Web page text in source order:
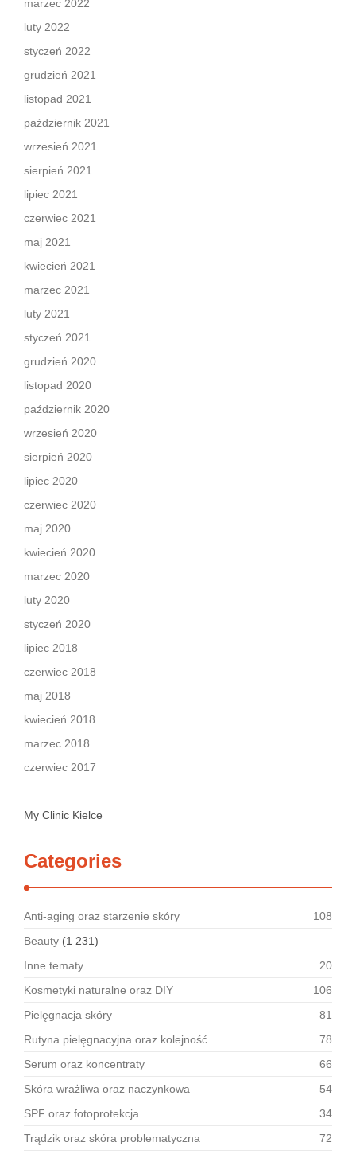
marzec 2022
luty 2022
styczeń 2022
grudzień 2021
listopad 2021
październik 2021
wrzesień 2021
sierpień 2021
lipiec 2021
czerwiec 2021
maj 2021
kwiecień 2021
marzec 2021
luty 2021
styczeń 2021
grudzień 2020
listopad 2020
październik 2020
wrzesień 2020
sierpień 2020
lipiec 2020
czerwiec 2020
maj 2020
kwiecień 2020
marzec 2020
luty 2020
styczeń 2020
lipiec 2018
czerwiec 2018
maj 2018
kwiecień 2018
marzec 2018
czerwiec 2017
My Clinic Kielce
Categories
Anti-aging oraz starzenie skóry
108
Beauty (1 231)
Inne tematy
20
Kosmetyki naturalne oraz DIY
106
Pielęgnacja skóry
81
Rutyna pielęgnacyjna oraz kolejność
78
Serum oraz koncentraty
66
Skóra wrażliwa oraz naczynkowa
54
SPF oraz fotoprotekcja
34
Trądzik oraz skóra problematyczna
72